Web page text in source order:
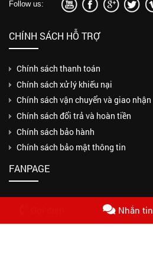
Follow us:
CHÍNH SÁCH HỖ TRỢ
Chính sách thanh toán
Chính sách xử lý khiếu nại
Chính sách vận chuyển và giao nhận
Chính sách đổi trả và hoàn tiền
Chính sách bảo hành
Chính sách bảo mật thông tin
FANPAGE
Nhắn tin